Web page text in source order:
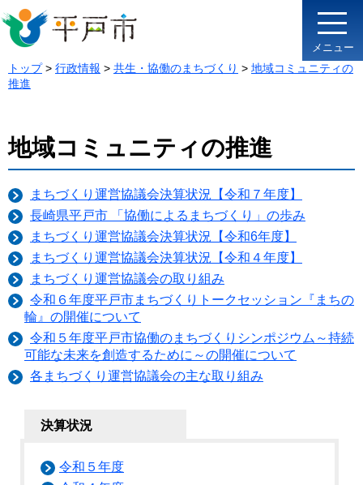
メニュー
トップ> 行政情報 > 共生・協働のまちづくり > 地域コミュニティの
推進
地域コミュニティの推進
まちづくり運営協議会決算状況【令和７年度】
長崎県平戸市 「協働によるまちづくり」の歩み
まちづくり運営協議会決算状況【令和6年度】
まちづくり運営協議会決算状況【令和４年度】
まちづくり運営協議会の取り組み
令和６年度平戸市まちづくりトークセッション『まちの
輪』の開催について
令和５年度平戸市協働のまちづくりシンポジウム～持続
可能な未来を創造するために～の開催について
各まちづくり運営協議会の主な取り組み
決算状況
令和５年度